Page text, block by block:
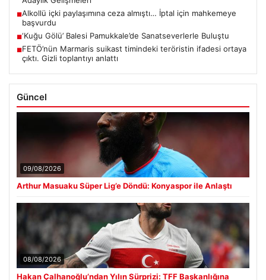
■Alkollü içki paylaşımına ceza almıştı… İptal için mahkemeye
başvurdu
■‘Kuğu Gölü’ Balesi Pamukkale’de Sanatseverlerle Buluştu
■FETÖ’nün Marmaris suikast timindeki teröristin ifadesi ortaya
çıktı. Gizli toplantıyı anlattı
Güncel
09/08/2026
Arthur Masuaku Süper Lig’e Döndü: Konyaspor ile Anlaştı
08/08/2026
Hakan Çalhanoğlu’ndan Yılın Sürprizi: TFF Başkanlığına